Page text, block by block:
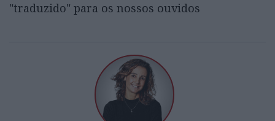
"traduzido" para os nossos ouvidos